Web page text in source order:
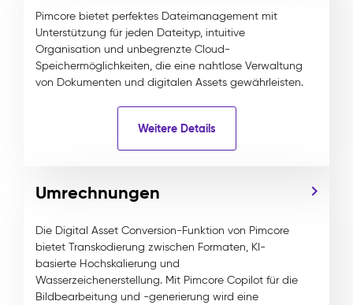
Pimcore bietet perfektes Dateimanagement mit
Unterstützung für jeden Dateityp, intuitive
Organisation und unbegrenzte Cloud-
Speichermöglichkeiten, die eine nahtlose Verwaltung
von Dokumenten und digitalen Assets gewährleisten.
Weitere Details
Umrechnungen
Die Digital Asset Conversion-Funktion von Pimcore
bietet Transkodierung zwischen Formaten, KI-
basierte Hochskalierung und
Wasserzeichenerstellung. Mit Pimcore Copilot für die
Bildbearbeitung und -generierung wird eine